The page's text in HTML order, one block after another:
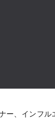
ー、インフ